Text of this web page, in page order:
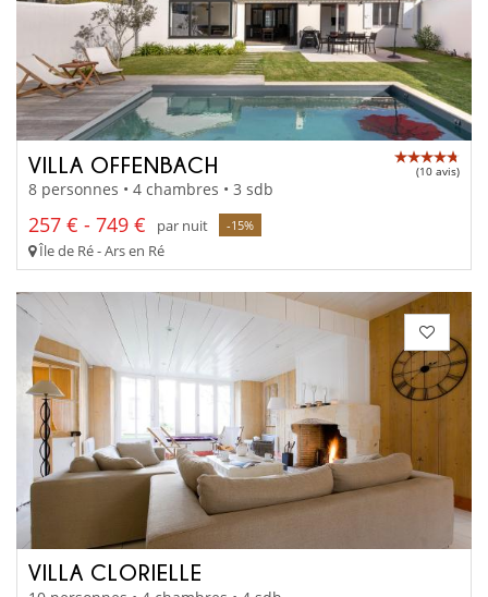
VILLA OFFENBACH (10 avis)
8 personnes • 4 chambres • 3 sdb
257 € - 749 € par nuit -15%
Île de Ré - Ars en Ré
VILLA CLORIELLE